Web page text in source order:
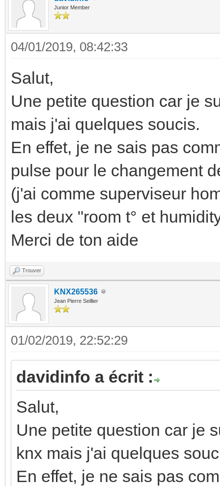
Junior Member
04/01/2019, 08:42:33
Salut,
Une petite question car je
mais j'ai quelques soucis.
En effet, je ne sais pas
pulse pour le changement
(j'ai comme superviseur
les deux "room t° et
Merci de ton aide
Trouver
KNX265536
Jean Pierre Seillier
01/02/2019, 22:52:29
davidinfo a écrit :
Salut,
Une petite question car je
knx mais j'ai quelques
En effet, je ne sais pas